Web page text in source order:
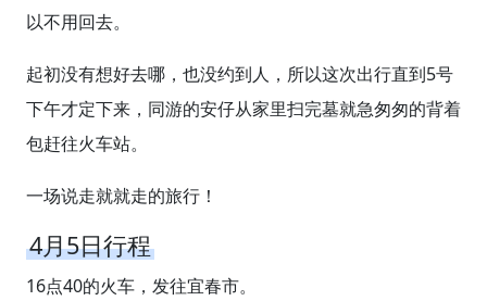
以不用回去。
起初没有想好去哪，也没约到人，所以这次出行直到5号
下午才定下来，同游的安仔从家里扫完墓就急匆匆的背着
包赶往火车站。
一场说走就就走的旅行！
4月5日行程
16点40的火车，发往宜春市。